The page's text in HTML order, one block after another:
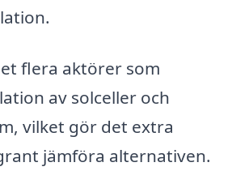
flera aktörer som
av solceller och
vilket gör det extra
jämföra alternativen.